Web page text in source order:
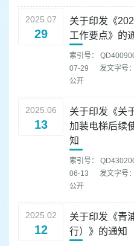
2025.07
29
关于印发《
工作要点》的
索引号：
07-29
发文字号
公开
2025.06
13
关于印发《关
加装电梯后续
知
索引号：
06-13
发文字号
公开
2025.02
12
关于印发《青
行）》的通知